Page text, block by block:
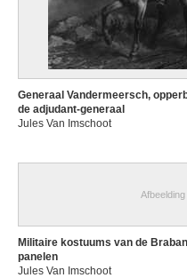
Generaal Vandermeersch,
de adjudant-generaal
Jules Van Imschoot
Militaire kostuums van de
panelen
Jules Van Imschoot